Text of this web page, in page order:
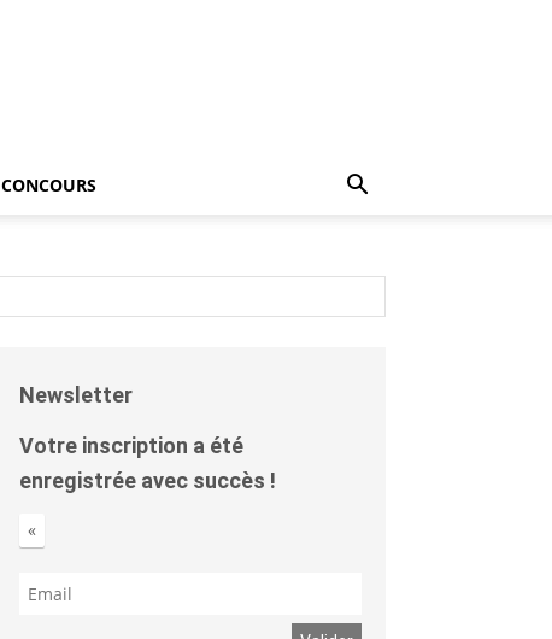
CONCOURS
Newsletter
Votre inscription a été
enregistrée avec succès !
«